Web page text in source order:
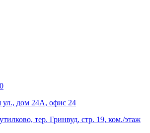
ул., дом 24А, офис 24
тер. Гринвуд, стр. 19, ком./этаж